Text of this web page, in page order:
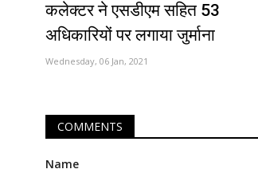
कलेक्टर ने एसडीएम सहित 53
अधिकारियों पर लगाया जुर्माना
Wednesday, 06 Jan, 2021
COMMENTS
Name